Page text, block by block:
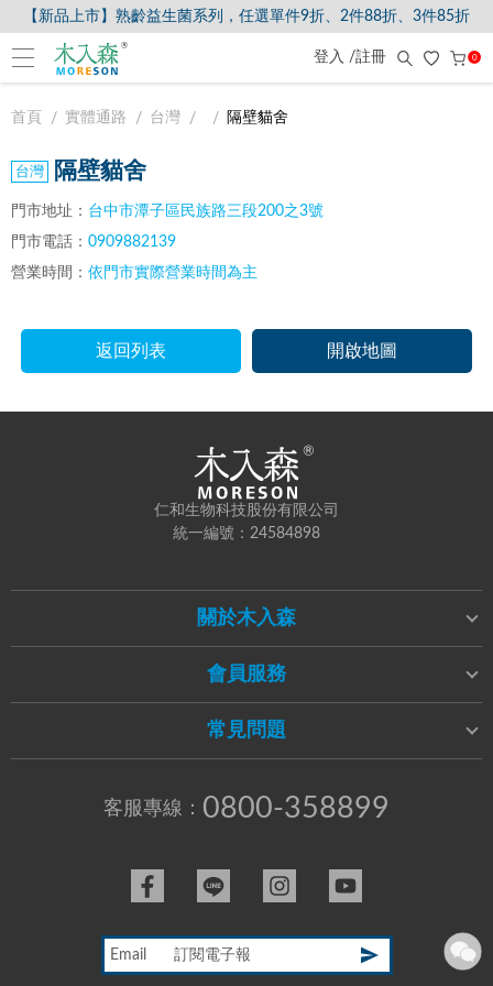
【新品上市】熟齡益生菌系列，任選單件9折、2件88折、3件85折
登入 /註冊 0
首頁 實體通路 台灣 隔壁貓舍
隔壁貓舍
門市地址： 台中市潭子區民族路三段200之3號
門市電話： 0909882139
營業時間： 依門市實際營業時間為主
返回列表 開啟地圖
仁和生物科技股份有限公司
統一編號：24584898
關於木入森
會員服務
常見問題
客服專線： 0800-358899
Email